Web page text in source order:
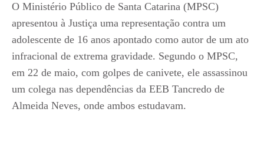
O Ministério Público de Santa Catarina (MPSC)
apresentou à Justiça uma representação contra um
adolescente de 16 anos apontado como autor de um ato
infracional de extrema gravidade. Segundo o MPSC,
em 22 de maio, com golpes de canivete, ele assassinou
um colega nas dependências da EEB Tancredo de
Almeida Neves, onde ambos estudavam.